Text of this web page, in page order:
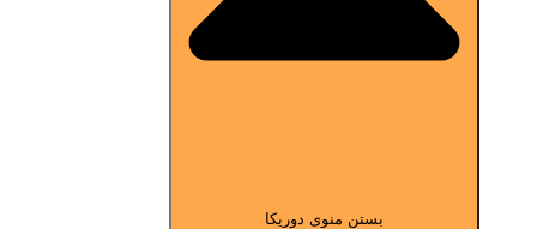
بستن منوی دوریکا